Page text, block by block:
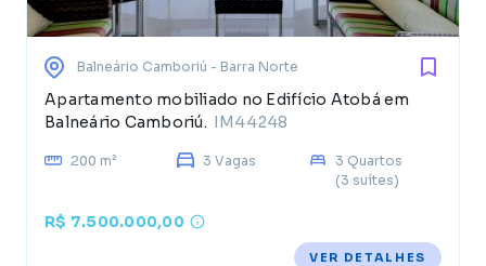
Balneário Camboriú - Barra Norte
Apartamento mobiliado no Edifício Atobá em
Balneário Camboriú. IM44248
200 m² 3 Vagas
3 Quartos
(3 suítes)
R$ 7.500.000,00
VER DETALHES